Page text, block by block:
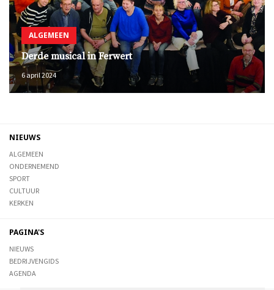
ALGEMEEN
Derde musical in Ferwert
6 april 2024
NIEUWS
ALGEMEEN
ONDERNEMEND
SPORT
CULTUUR
KERKEN
PAGINA'S
NIEUWS
BEDRIJVENGIDS
AGENDA